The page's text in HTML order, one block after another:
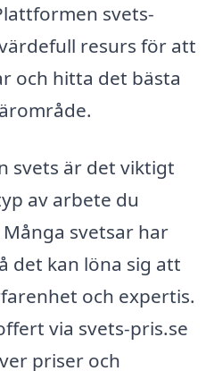
svets-
resurs för att
och hitta det bästa
svets är det viktigt
av arbete du
svetsar har
det kan löna sig att
och expertis.
via svets-pris.se
priser och